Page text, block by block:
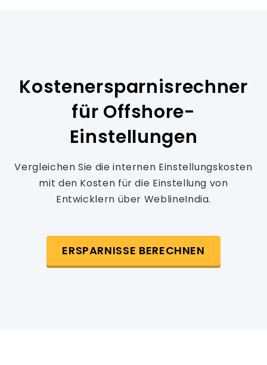
Kostenersparnisrechner
für Offshore-
Einstellungen
Vergleichen Sie die internen Einstellungskosten
mit den Kosten für die Einstellung von
Entwicklern über WeblineIndia.
ERSPARNISSE BERECHNEN